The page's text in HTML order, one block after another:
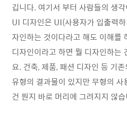
깁니다. 여기서 부터 사람들의 생
UI 디자인은 UI(사용자가 입출력
자인하는 것이다라고 해도 이해를
디자인이라고 하면 뭘 디자인하는
요. 건축, 제품, 패션 디자인 등 기
유형의 결과물이 있지만 무형의
건 뭔지 바로 머리에 그려지지 않